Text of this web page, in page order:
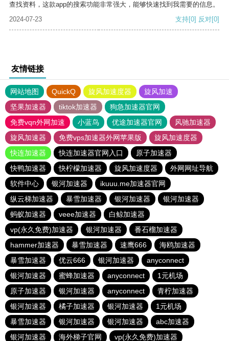
查找资料，这款app的搜索功能非常强大，能够快速找到我需要的信息。
2024-07-23
支持[0] 反对[0]
友情链接
网站地图 QuickQ 旋风加速度器
旋风加速
坚果加速器
tiktok加速器
狗急加速器官网
免费vqn外网加速
小蓝鸟 优途加速器官网
风驰加速器
旋风加速器
免费vps加速器外网苹果版
旋风加速度器
快连加速器
快连加速器官网入口
原子加速器
快鸭加速器
快柠檬加速器 旋风加速度器
外网网址导航
软件中心
银河加速器
ikuuu.me加速器官网
纵云梯加速器
暴雪加速器 银河加速器
银河加速器
蚂蚁加速器
veee加速器
白鲸加速器
vp(永久免费)加速器
银河加速器
番石榴加速器
hammer加速器
暴雪加速器 速鹰666
海鸥加速器
暴雪加速器
优云666 银河加速器
anyconnect
银河加速器
蜜蜂加速器 anyconnect
1元机场
原子加速器
银河加速器 anyconnect
青柠加速器
银河加速器
橘子加速器 银河加速器
1元机场
暴雪加速器
银河加速器 银河加速器
abc加速器
银河加速器
海外梯子官网 vp(永久免费)加速器